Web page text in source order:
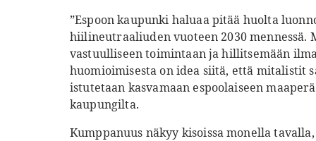
”Espoon kaupunki haluaa pitää huolta
hiilineutraaliuden vuoteen 2030 mennessä.
vastuulliseen toimintaan ja hillitsemään
huomioimisesta on idea siitä, että mitalistit
istutetaan kasvamaan espoolaiseen
kaupungilta.
Kumppanuus näkyy kisoissa monella